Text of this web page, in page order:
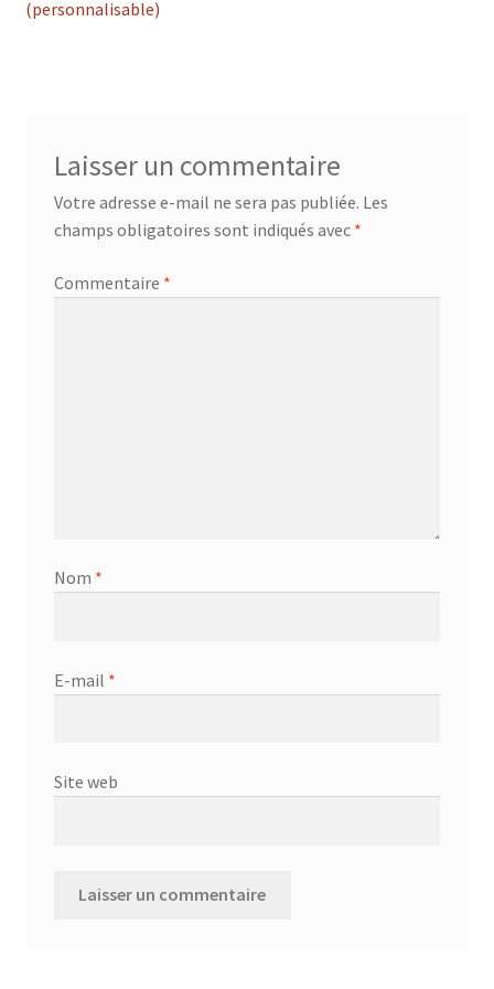
deprécédent :
(personnalisable)
Laisser un commentaire
Votre adresse e-mail ne sera pas publiée. Les
champs obligatoires sont indiqués avec *
Commentaire *
Nom *
E-mail *
Site web